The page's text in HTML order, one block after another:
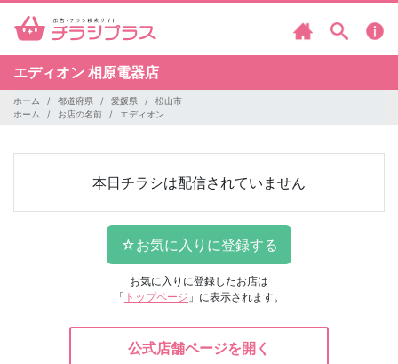
エディオン 相原電器店
ホーム 都道府県 愛媛県
松山市
ホーム
お店の名前 エディオン
本日チラシは配信されていません
お気に入りに登録したお店は
「 トップページ 」に表示されます。
公式店舗ページを開く